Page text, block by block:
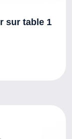
sur table 1